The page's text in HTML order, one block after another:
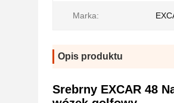
Marka:
Opis produktu
Srebrny EXCAR 48